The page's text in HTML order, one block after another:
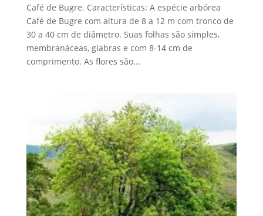
Café de Bugre. Características: A espécie arbórea
Café de Bugre com altura de 8 a 12 m com tronco de
30 a 40 cm de diâmetro. Suas folhas são simples,
membranáceas, glabras e com 8-14 cm de
comprimento. As flores são...